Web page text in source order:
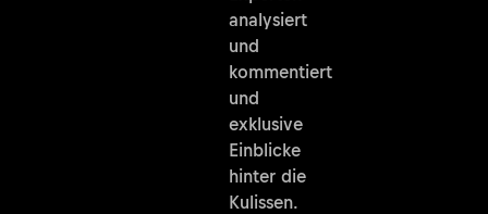
analysiert
und
kommentiert
und
exklusive
Einblicke
hinter die
Kulissen.